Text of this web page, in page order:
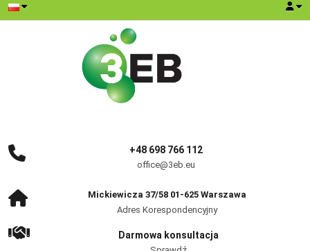
+48 698 766 112
office@3eb.eu
Mickiewicza 37/58 01-625 Warszawa
Adres Korespondencyjny
Darmowa konsultacja